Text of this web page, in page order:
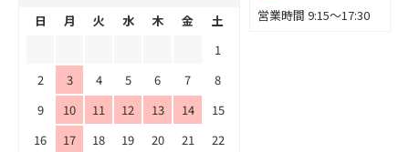
営業時間 9:15～17:30
日
月 火 水 木 金
土
1
2
3 4 5 6 7
8
9
10 11 12 13 14
15
16
17 18 19 20 21
22